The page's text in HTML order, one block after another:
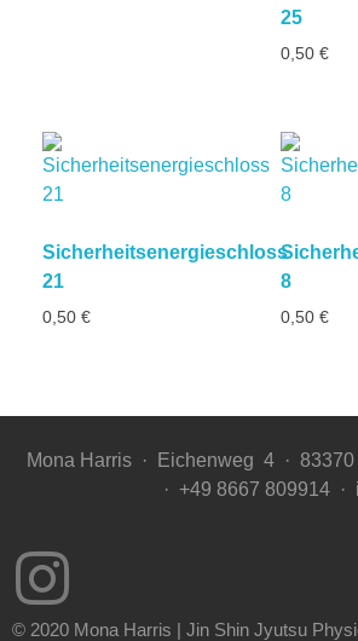
25
0,50 €
Sicherheitsenergieschloss
21
0,50 €
8
0,50 €
Mona Harris · Eichenweg 4 · 83370
· +49 8667 809914 ·
© 2020 Mona Harris | Jin Shin Jyutsu